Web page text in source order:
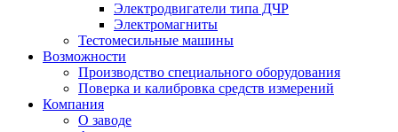
Электродвигатели типа ДЧР
Электромагниты
Тестомесильные машины
Возможности
Производство специального оборудования
Поверка и калибровка средств измерений
Компания
О заводе